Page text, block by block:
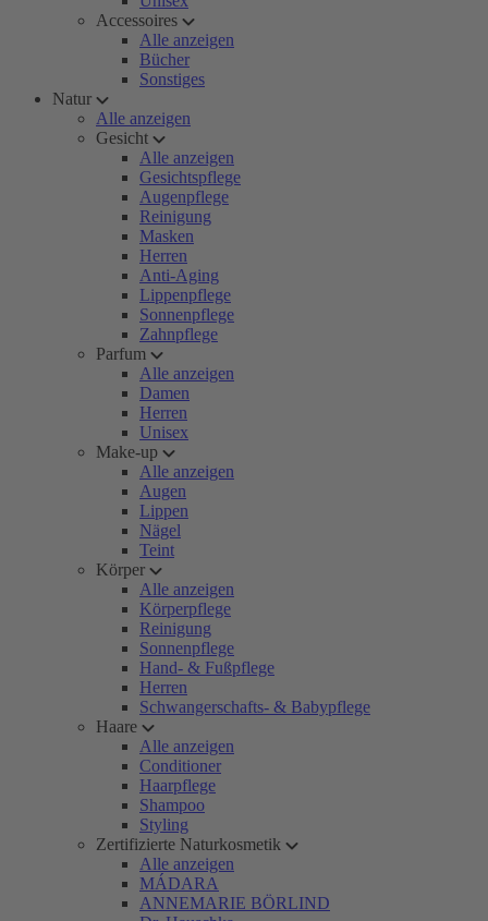
Accessoires
Alle anzeigen
Bücher
Sonstiges
Natur
Alle anzeigen
Gesicht
Alle anzeigen
Gesichtspflege
Augenpflege
Reinigung
Masken
Herren
Anti-Aging
Lippenpflege
Sonnenpflege
Zahnpflege
Parfum
Alle anzeigen
Damen
Herren
Unisex
Make-up
Alle anzeigen
Augen
Lippen
Nägel
Teint
Körper
Alle anzeigen
Körperpflege
Reinigung
Sonnenpflege
Hand- & Fußpflege
Herren
Schwangerschafts- & Babypflege
Haare
Alle anzeigen
Conditioner
Haarpflege
Shampoo
Styling
Zertifizierte Naturkosmetik
Alle anzeigen
MÁDARA
ANNEMARIE BÖRLIND